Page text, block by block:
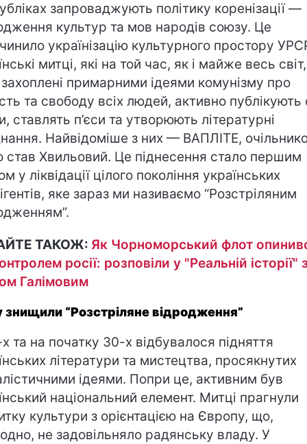
запроваджують політику коренізації —
культур та мов народів союзу. Це
українізацію культурного простору
митці, які на той час, як і майже весь світ,
примарними ідеями комунізму про
та свободу всіх людей, активно публікують
ставлять п’єси та утворюють літературні
Найвідоміше з них — ВАПЛІТЕ,
став Хвильовий. Це піднесення стало першим
у ліквідації цілого покоління українських
яке зараз ми називаємо “Розстріляним
ТАКОЖ: Як Чорноморський флот
росії: розповіли у "Реальній історії"
Галімовим
“Розстріляне відродження”
та на початку 30-х відбувалося підняття
літератури та мистецтва, просякнутих
ідеями. Попри це, активним був
національний елемент. Митці прагнули
культури з орієнтацією на Європу, що,
не задовільняло радянську владу. У